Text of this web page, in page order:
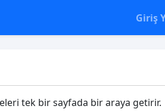
Giriş
tek bir sayfada bir araya getirir.